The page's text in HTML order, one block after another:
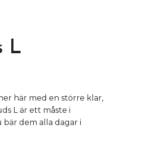
L
här med en större klar,
L är ett måste i
dem alla dagar i